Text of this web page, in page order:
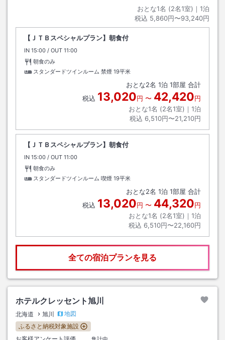
おとな1名 (2名1室)｜ 1泊
税込 5,860円〜93,240円
【ＪＴＢスペシャルプラン】朝食付
IN チェックイン
15:00 / OUT チェックアウト
11:00
朝食のみ
スタンダードツインルーム 禁煙 19平米
おとな2名 1泊 1部屋 合計
税込 13,020円 〜 42,420円
おとな1名 (2名1室)｜ 1泊
税込 6,510円〜21,210円
【ＪＴＢスペシャルプラン】朝食付
IN チェックイン
15:00 / OUT チェックアウト
11:00
朝食のみ
スタンダードツインルーム 喫煙 19平米
おとな2名 1泊 1部屋 合計
税込 13,020円 〜 44,320円
おとな1名 (2名1室)｜ 1泊
税込 6,510円〜22,160円
全ての宿泊プランを見る
ホテルクレッセント旭川
北海道 旭川
地図
ふるさと納税対象施設